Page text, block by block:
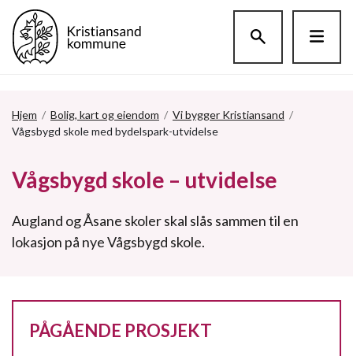
Hjem / Bolig, kart og eiendom / Vi bygger Kristiansand /
Vågsbygd skole med bydelspark-utvidelse
Vågsbygd skole – utvidelse
Augland og Åsane skoler skal slås sammen til en
lokasjon på nye Vågsbygd skole.
PÅGÅENDE PROSJEKT